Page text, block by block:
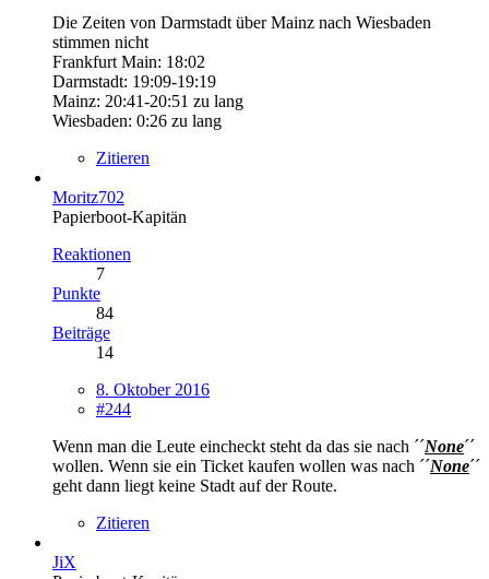
Die Zeiten von Darmstadt über Mainz nach Wiesbaden
stimmen nicht
Frankfurt Main: 18:02
Darmstadt: 19:09-19:19
Mainz: 20:41-20:51 zu lang
Wiesbaden: 0:26 zu lang
Zitieren
Moritz702
Papierboot-Kapitän
Reaktionen
7
Punkte
84
Beiträge
14
8. Oktober 2016
#244
Wenn man die Leute eincheckt steht da das sie nach ´´None´´
wollen. Wenn sie ein Ticket kaufen wollen was nach ´´None´´
geht dann liegt keine Stadt auf der Route.
Zitieren
JiX